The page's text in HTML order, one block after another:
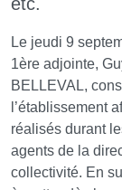
Le jeudi 9
1ère adjointe,
BELLEVAL,
l’établissement
réalisés durant
agents de la
collectivité. En